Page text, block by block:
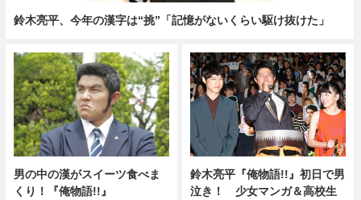
鈴木亮平、今年の漢字は“挑”「記憶がないくらい駆け抜けた」
男の中の漢がスイーツ食べま
くり！『俺物語!!』
鈴木亮平『俺物語!!』初日で男
泣き！ 少女マンガ＆高校生